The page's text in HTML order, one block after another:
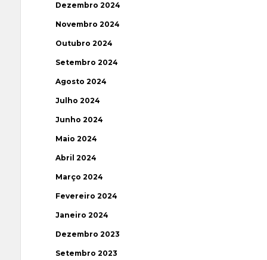
Dezembro 2024
Novembro 2024
Outubro 2024
Setembro 2024
Agosto 2024
Julho 2024
Junho 2024
Maio 2024
Abril 2024
Março 2024
Fevereiro 2024
Janeiro 2024
Dezembro 2023
Setembro 2023